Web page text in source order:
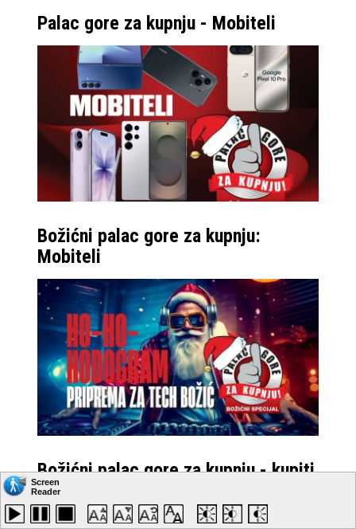
Palac gore za kupnju - Mobiteli
Božićni palac gore za kupnju:
Mobiteli
Božićni palac gore za kupnju - kupiti
ili ne kupiti